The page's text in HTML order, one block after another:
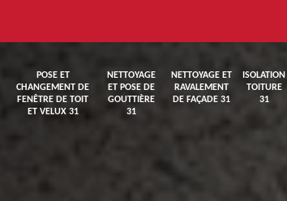
POSE ET
CHANGEMENT DE
FENÊTRE DE TOIT
ET VELUX 31
NETTOYAGE
ET POSE DE
GOUTTIÈRE
31
NETTOYAGE ET
RAVALEMENT
DE FAÇADE 31
ISOLATION
TOITURE
31